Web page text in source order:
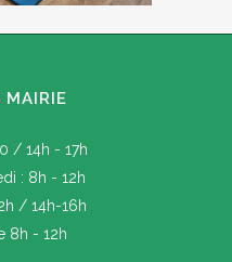
MAIRIE
/ 14h - 17h
: 8h - 12h
/ 14h-16h
8h - 12h